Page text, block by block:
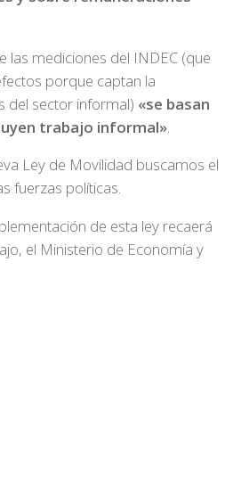
las mediciones del INDEC (que
porque captan la
del sector informal) «se basan
trabajo informal».
Ley de Movilidad buscamos el
fuerzas políticas.
de esta ley recaerá
el Ministerio de Economía y